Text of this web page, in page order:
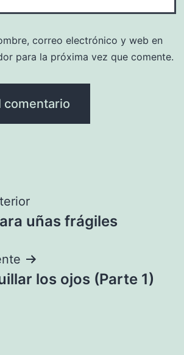
correo electrónico y web en
para la próxima vez que comente.
uñas frágiles
los ojos (Parte 1)